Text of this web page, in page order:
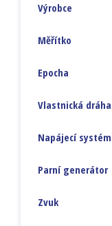
Výrobce
Měřítko
Epocha
Vlastnická dráha
Napájecí systém
Parní generátor
Zvuk